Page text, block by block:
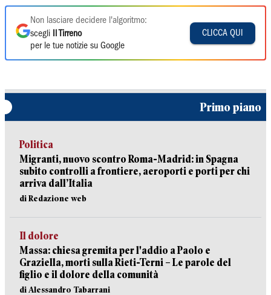
Non lasciare decidere l'algoritmo:
scegli
Il Tirreno
per le tue notizie su Google
CLICCA QUI
Primo piano
Politica
Migranti, nuovo scontro Roma-Madrid: in Spagna
subito controlli a frontiere, aeroporti e porti per chi
arriva dall’Italia
di Redazione web
Il dolore
Massa: chiesa gremita per l'addio a Paolo e
Graziella, morti sulla Rieti-Terni – Le parole del
figlio e il dolore della comunità
di Alessandro Tabarrani